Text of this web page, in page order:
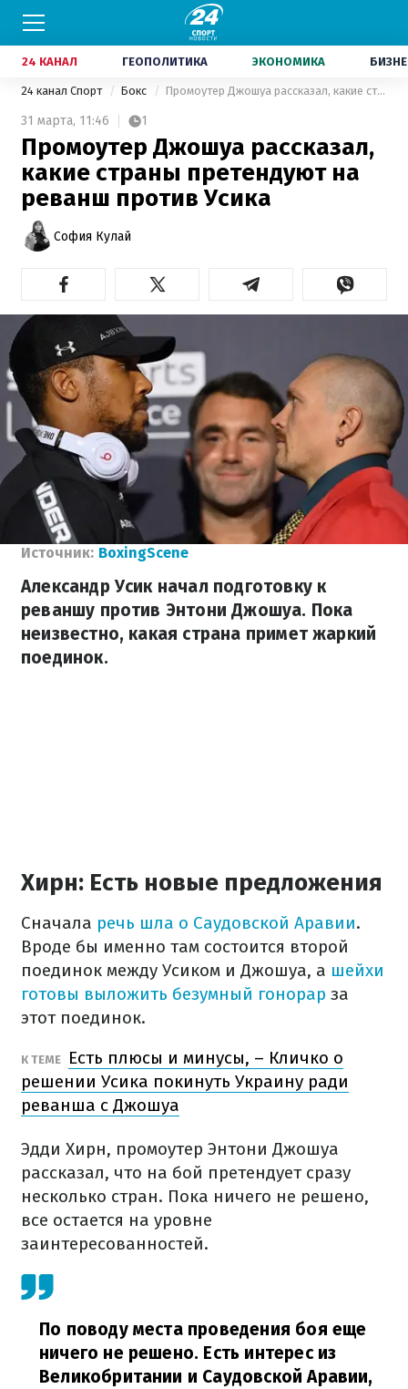
24 КАНАЛ ГЕОПОЛИТИКА ЭКОНОМИКА
24 канал Спорт Бокс Промоутер Джошуа рассказал, какие страны претендуют на реванш против Усика
31 марта, 11:46 1
Промоутер Джошуа рассказал,
какие страны претендуют на
реванш против Усика
София Кулай
Источник: BoxingScene
Александр Усик начал подготовку к
реваншу против Энтони Джошуа. Пока
неизвестно, какая страна примет жаркий
поединок.
Хирн: Есть новые предложения
Сначала речь шла о Саудовской Аравии.
Вроде бы именно там состоится второй
поединок между Усиком и Джошуа, а шейхи
готовы выложить безумный гонорар за
этот поединок.
К ТЕМЕ
Есть плюсы и минусы, – Кличко о
решении Усика покинуть Украину ради
реванша с Джошуа
Эдди Хирн, промоутер Энтони Джошуа
рассказал, что на бой претендует сразу
несколько стран. Пока ничего не решено,
все остается на уровне
заинтересованностей.
По поводу места проведения боя еще
ничего не решено. Есть интерес из
Великобритании и Саудовской Аравии,